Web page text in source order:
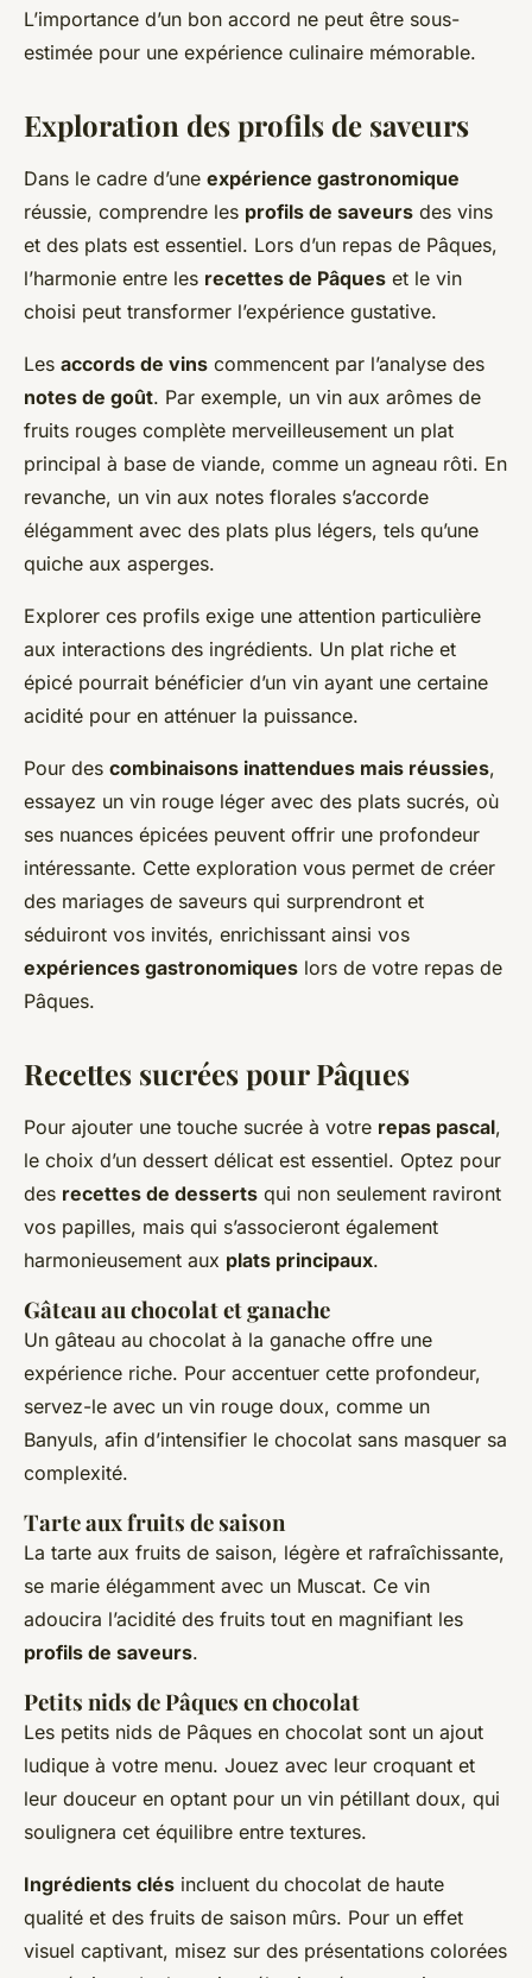
L’importance d’un bon accord ne peut être sous-
estimée pour une expérience culinaire mémorable.
Exploration des profils de saveurs
Dans le cadre d’une expérience gastronomique
réussie, comprendre les profils de saveurs des vins
et des plats est essentiel. Lors d’un repas de Pâques,
l’harmonie entre les recettes de Pâques et le vin
choisi peut transformer l’expérience gustative.
Les accords de vins commencent par l’analyse des
notes de goût. Par exemple, un vin aux arômes de
fruits rouges complète merveilleusement un plat
principal à base de viande, comme un agneau rôti. En
revanche, un vin aux notes florales s’accorde
élégamment avec des plats plus légers, tels qu’une
quiche aux asperges.
Explorer ces profils exige une attention particulière
aux interactions des ingrédients. Un plat riche et
épicé pourrait bénéficier d’un vin ayant une certaine
acidité pour en atténuer la puissance.
Pour des combinaisons inattendues mais réussies,
essayez un vin rouge léger avec des plats sucrés, où
ses nuances épicées peuvent offrir une profondeur
intéressante. Cette exploration vous permet de créer
des mariages de saveurs qui surprendront et
séduiront vos invités, enrichissant ainsi vos
expériences gastronomiques lors de votre repas de
Pâques.
Recettes sucrées pour Pâques
Pour ajouter une touche sucrée à votre repas pascal,
le choix d’un dessert délicat est essentiel. Optez pour
des recettes de desserts qui non seulement raviront
vos papilles, mais qui s’associeront également
harmonieusement aux plats principaux.
Gâteau au chocolat et ganache
Un gâteau au chocolat à la ganache offre une
expérience riche. Pour accentuer cette profondeur,
servez-le avec un vin rouge doux, comme un
Banyuls, afin d’intensifier le chocolat sans masquer sa
complexité.
Tarte aux fruits de saison
La tarte aux fruits de saison, légère et rafraîchissante,
se marie élégamment avec un Muscat. Ce vin
adoucira l’acidité des fruits tout en magnifiant les
profils de saveurs.
Petits nids de Pâques en chocolat
Les petits nids de Pâques en chocolat sont un ajout
ludique à votre menu. Jouez avec leur croquant et
leur douceur en optant pour un vin pétillant doux, qui
soulignera cet équilibre entre textures.
Ingrédients clés incluent du chocolat de haute
qualité et des fruits de saison mûrs. Pour un effet
visuel captivant, misez sur des présentations colorées